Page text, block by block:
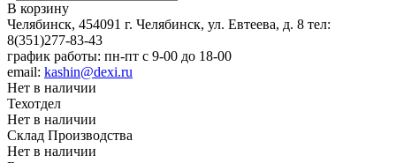
В корзину
Челябинск, 454091 г. Челябинск, ул. Евтеева, д. 8 тел:
8(351)277-83-43
график работы: пн-пт с 9-00 до 18-00
email: kashin@dexi.ru
Нет в наличии
Техотдел
Нет в наличии
Склад Производства
Нет в наличии